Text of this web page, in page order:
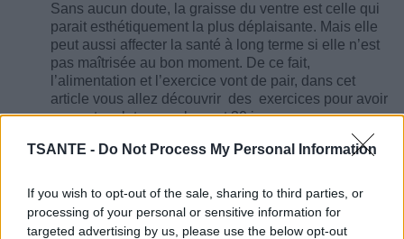
TSANTE - Do Not Process My Personal Information
If you wish to opt-out of the sale, sharing to third parties, or
processing of your personal or sensitive information for
targeted advertising by us, please use the below opt-out
Sans aucun doute, la graisse du ventre est celle qui
parait esthétiquement la plus déplaisante. Mais elle
peut aussi affecter la santé à long terme si elle n’est
pas maîtrisée au bon moment. De ce fait,
l’alimentation et l’exercice vont de pair, dans cet
article vous allez découvrir des exercices pour avoir
un ventre plat en seulement 30 jours.
3 aliments pour dégonfler et retrouver un